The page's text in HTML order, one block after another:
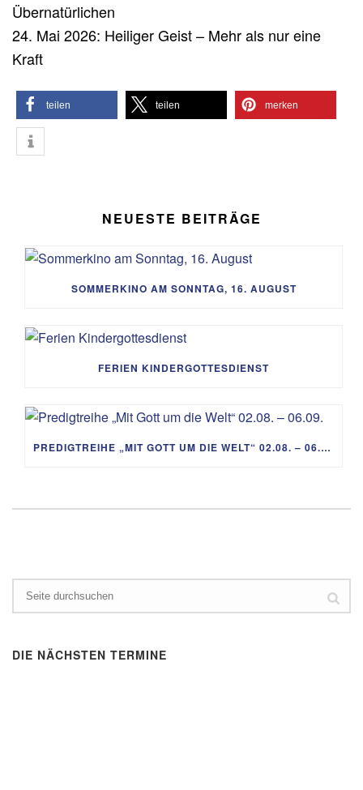
Übernatürlichen
24. Mai 2026: Heiliger Geist – Mehr als nur eine
Kraft
teilen teilen merken
NEUESTE BEITRÄGE
SOMMERKINO AM SONNTAG, 16. AUGUST
FERIEN KINDERGOTTESDIENST
PREDIGTREIHE „MIT GOTT UM DIE WELT“ 02.08. – 06.09.
DIE NÄCHSTEN TERMINE